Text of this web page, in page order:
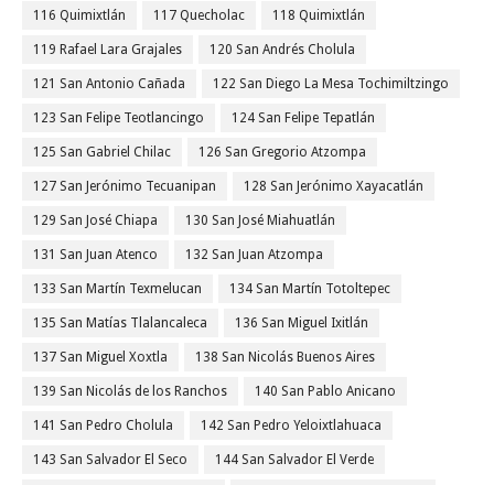
116 Quimixtlán 117 Quecholac 118 Quimixtlán
119 Rafael Lara Grajales 120 San Andrés Cholula
121 San Antonio Cañada 122 San Diego La Mesa Tochimiltzingo
123 San Felipe Teotlancingo 124 San Felipe Tepatlán
125 San Gabriel Chilac 126 San Gregorio Atzompa
127 San Jerónimo Tecuanipan 128 San Jerónimo Xayacatlán
129 San José Chiapa 130 San José Miahuatlán
131 San Juan Atenco 132 San Juan Atzompa
133 San Martín Texmelucan 134 San Martín Totoltepec
135 San Matías Tlalancaleca 136 San Miguel Ixitlán
137 San Miguel Xoxtla 138 San Nicolás Buenos Aires
139 San Nicolás de los Ranchos 140 San Pablo Anicano
141 San Pedro Cholula 142 San Pedro Yeloixtlahuaca
143 San Salvador El Seco 144 San Salvador El Verde